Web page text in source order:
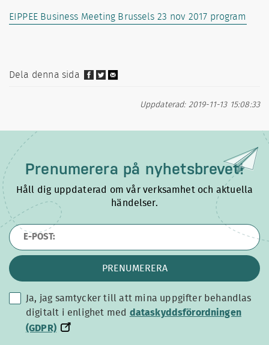
EIPPEE Business Meeting Brussels 23 nov 2017 program
Dela denna sida
Uppdaterad: 2019-11-13 15:08:33
Prenumerera på nyhetsbrevet!
Håll dig uppdaterad om vår verksamhet och aktuella
händelser.
PRENUMERERA
Ja, jag samtycker till att mina uppgifter behandlas
digitalt i enlighet med dataskyddsförordningen
dataskyddsförordningen
(GDPR)